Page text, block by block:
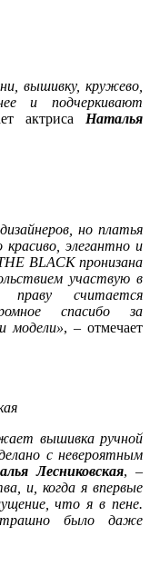
вышивку, кружево,
и подчеркивают
актриса Наталья
но платья
красиво, элегантно и
BLACK пронизана
участвую в
считается
спасибо за
модели», – отмечает
вышивка ручной
с невероятным
Лесниковская, –
и, когда я впервые
что я в пене.
было даже